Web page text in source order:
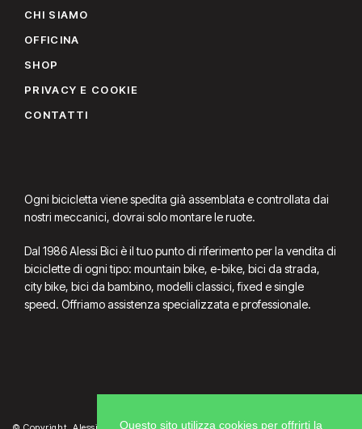
CHI SIAMO
OFFICINA
SHOP
PRIVACY E COOKIE
CONTATTI
Ogni bicicletta viene spedita già assemblata e controllata dai
nostri meccanici, dovrai solo montare le ruote.
Dal 1986 Alessi Bici è il tuo punto di riferimento per la vendita di
biciclette di ogni tipo: mountain bike, e-bike, bici da strada,
city bike, bici da bambino, modelli classici, fixed e single
speed. Offriamo assistenza specializzata e professionale.
Questo sito utilizza cookies per offrirti la